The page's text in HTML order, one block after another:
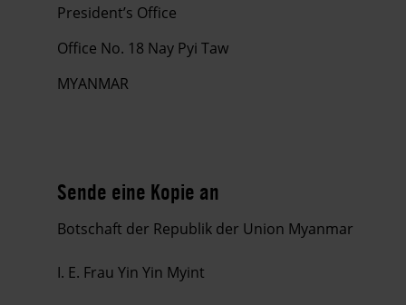
President’s Office
Office No. 18 Nay Pyi Taw
MYANMAR
Sende eine Kopie an
Botschaft der Republik der Union Myanmar
I. E. Frau Yin Yin Myint